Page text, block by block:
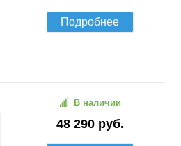
Подробнее
48 290 руб.
В наличии